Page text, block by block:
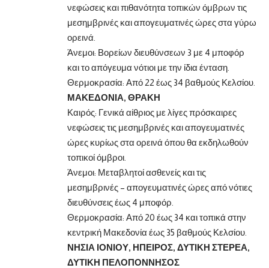
νεφώσεις και πιθανότητα τοπικών όμβρων τις
μεσημβρινές και απογευματινές ώρες στα γύρω
ορεινά.
Άνεμοι: Βορείων διευθύνσεων 3 με 4 μποφόρ
και το απόγευμα νότιοι με την ίδια ένταση.
Θερμοκρασία: Από 22 έως 34 βαθμούς Κελσίου.
ΜΑΚΕΔΟΝΙΑ, ΘΡΑΚΗ
Καιρός: Γενικά αίθριος με λίγες πρόσκαιρες
νεφώσεις τις μεσημβρινές και απογευματινές
ώρες κυρίως στα ορεινά όπου θα εκδηλωθούν
τοπικοί όμβροι.
Άνεμοι: Μεταβλητοί ασθενείς και τις
μεσημβρινές – απογευματινές ώρες από νότιες
διευθύνσεις έως 4 μποφόρ.
Θερμοκρασία: Από 20 έως 34 και τοπικά στην
κεντρική Μακεδονία έως 35 βαθμούς Κελσίου.
ΝΗΣΙΑ ΙΟΝΙΟΥ, ΗΠΕΙΡΟΣ, ΔΥΤΙΚΗ ΣΤΕΡΕΑ,
ΔΥΤΙΚΗ ΠΕΛΟΠΟΝΝΗΣΟΣ